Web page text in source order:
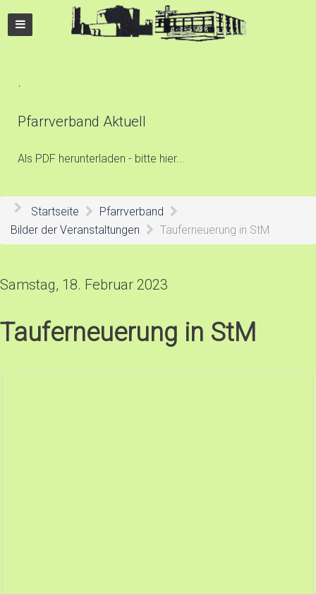
.
Pfarrverband Aktuell
Als PDF herunterladen - bitte hier...
Startseite
Pfarrverband
Bilder der Veranstaltungen
Tauferneuerung in StM
Samstag, 18. Februar 2023
Tauferneuerung in StM